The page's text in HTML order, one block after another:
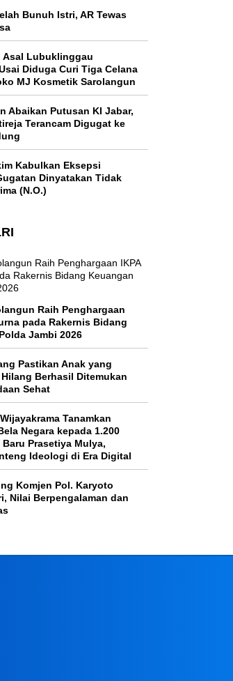
Bunuh Istri, AR Tewas
Asal Lubuklinggau
Diduga Curi Tiga Celana
MJ Kosmetik Sarolangun
Abaikan Putusan KI Jabar,
Terancam Digugat ke
Kabulkan Eksepsi
Dinyatakan Tidak
(N.O.)
Raih Penghargaan
pada Rakernis Bidang
Jambi 2026
Pastikan Anak yang
Berhasil Ditemukan
Sehat
Tanamkan
Negara kepada 1.200
Baru Prasetiya Mulya,
Ideologi di Era Digital
Komjen Pol. Karyoto
Nilai Berpengalaman dan